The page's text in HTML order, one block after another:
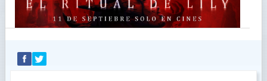
IDENTIFICARSE